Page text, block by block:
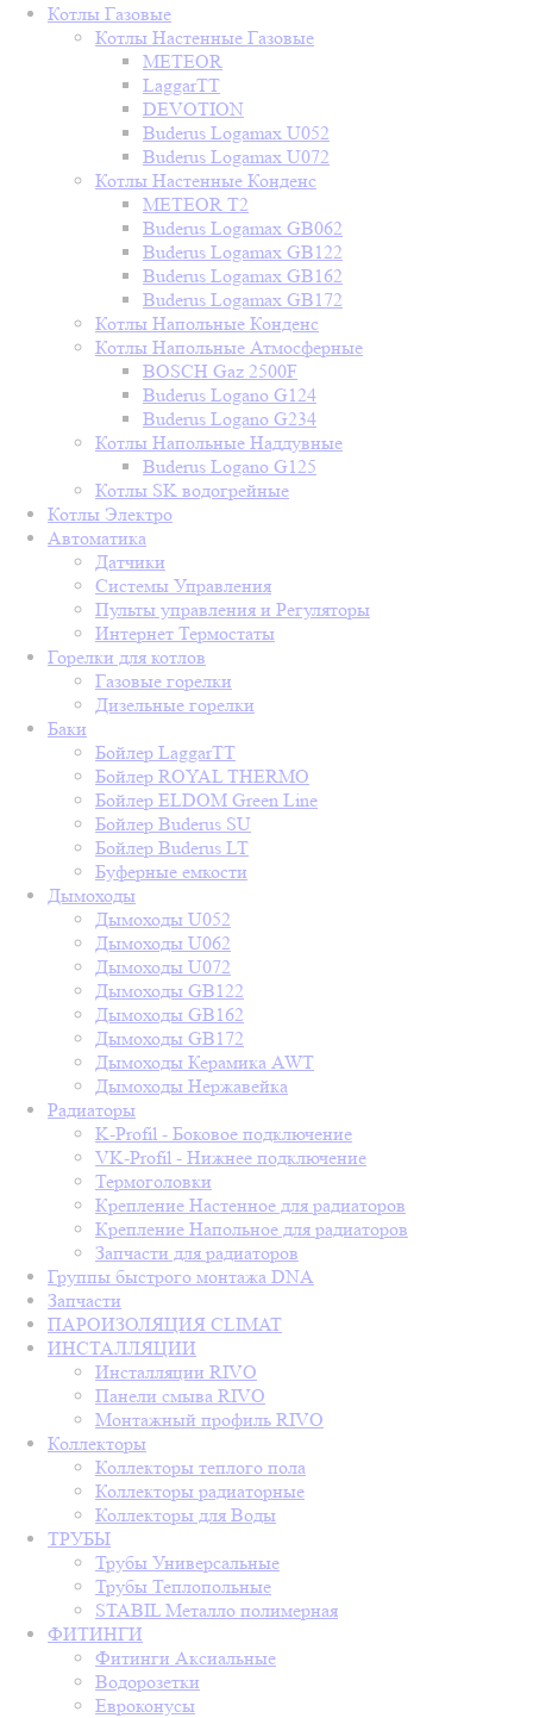
Котлы Газовые
Котлы Настенные Газовые
METEOR
LaggarTT
DEVOTION
Buderus Logamax U052
Buderus Logamax U072
Котлы Настенные Конденс
METEOR T2
Buderus Logamax GB062
Buderus Logamax GB122
Buderus Logamax GB162
Buderus Logamax GB172
Котлы Напольные Конденс
Котлы Напольные Атмосферные
BOSCH Gaz 2500F
Buderus Logano G124
Buderus Logano G234
Котлы Напольные Наддувные
Buderus Logano G125
Котлы SK водогрейные
Котлы Электро
Автоматика
Датчики
Системы Управления
Пульты управления и Регуляторы
Интернет Термостаты
Горелки для котлов
Газовые горелки
Дизельные горелки
Баки
Бойлер LaggarTT
Бойлер ROYAL THERMO
Бойлер ELDOM Green Line
Бойлер Buderus SU
Бойлер Buderus LT
Буферные емкости
Дымоходы
Дымоходы U052
Дымоходы U062
Дымоходы U072
Дымоходы GB122
Дымоходы GB162
Дымоходы GB172
Дымоходы Керамика AWT
Дымоходы Нержавейка
Радиаторы
K-Profil - Боковое подключение
VK-Profil - Нижнее подключение
Термоголовки
Крепление Настенное для радиаторов
Крепление Напольное для радиаторов
Запчасти для радиаторов
Группы быстрого монтажа DNA
Запчасти
ПАРОИЗОЛЯЦИЯ CLIMAT
ИНСТАЛЛЯЦИИ
Инсталляции RIVO
Панели смыва RIVO
Монтажный профиль RIVO
Коллекторы
Коллекторы теплого пола
Коллекторы радиаторные
Коллекторы для Воды
ТРУБЫ
Трубы Универсальные
Трубы Теплопольные
STABIL Металло полимерная
ФИТИНГИ
Фитинги Аксиальные
Водорозетки
Евроконусы